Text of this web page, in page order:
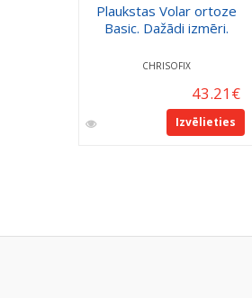
Plaukstas Volar ortoze
Basic. Dažādi izmēri.
CHRISOFIX
43.21€
Izvēlieties